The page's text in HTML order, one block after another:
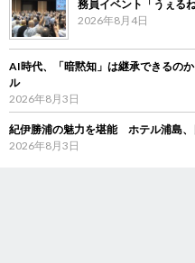
務員イベント「うぇる
2026年8月4日
AI時代、「暗黙知」は継承できるの
ル
2026年8月3日
紀伊勝浦の魅力を堪能 ホテル浦島、
2026年8月3日